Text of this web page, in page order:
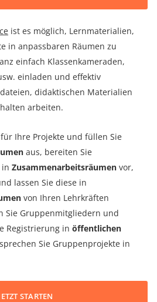
ist es möglich, Lernmaterialien,
in anpassbaren Räumen zu
einfach Klassenkameraden,
einladen und effektiv
didaktischen Materialien
arbeiten.
Ihre Projekte und füllen Sie
aus, bereiten Sie
Zusammenarbeitsräumen vor,
lassen Sie diese in
von Ihren Lehrkräften
Sie Gruppenmitgliedern und
Registrierung in öffentlichen
Sie Gruppenprojekte in
STARTEN